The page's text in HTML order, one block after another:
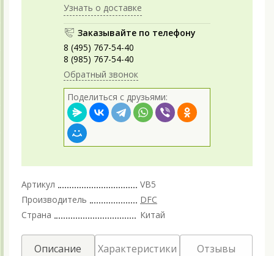
Узнать о доставке
Заказывайте по телефону
8 (495) 767-54-40
8 (985) 767-54-40
Обратный звонок
Поделиться с друзьями:
Артикул
VB5
Производитель
DFC
Страна
Китай
Описание Характеристики Отзывы